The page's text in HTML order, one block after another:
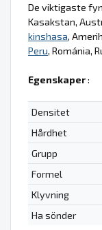
De viktigaste
Kasakstan,
kinshasa,
Peru, Románia,
Egenskaper:
Densitet
Hårdhet
Grupp
Formel
Klyvning
Ha sönder